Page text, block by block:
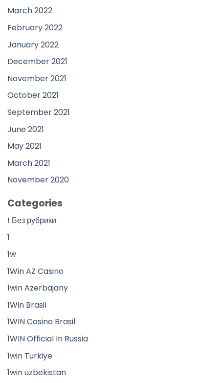
March 2022
February 2022
January 2022
December 2021
November 2021
October 2021
September 2021
June 2021
May 2021
March 2021
November 2020
Categories
! Без рубрики
1
1w
1Win AZ Casino
1win Azerbajany
1Win Brasil
1WIN Casino Brasil
1WIN Official In Russia
1win Turkiye
1win uzbekistan